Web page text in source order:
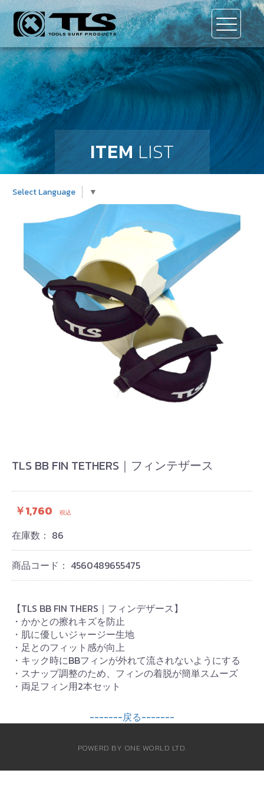
ITEM LIST
Select Language ▼
TLS BB FIN TETHERS｜フィンテザース
￥1,760 税込
在庫数： 86
商品コード： 4560489655475
【TLS BB FIN THERS｜フィンデザース】
・かかとの擦れキズを防止
・肌に優しいジャージー生地
・足とのフィット感が向上
・キック時にBBフィンが外れて流されないようにする
・スナップ調整のため、フィンの着脱が簡単スムーズ
・両足フィン用2本セット
-------戻る-------
POWERD BY ONE WORLD LTD.